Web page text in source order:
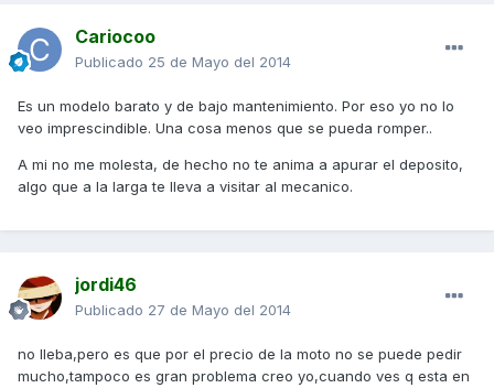
Cariocoo
Publicado 25 de Mayo del 2014
Es un modelo barato y de bajo mantenimiento. Por eso yo no lo
veo imprescindible. Una cosa menos que se pueda romper..
A mi no me molesta, de hecho no te anima a apurar el deposito,
algo que a la larga te lleva a visitar al mecanico.
jordi46
Publicado 27 de Mayo del 2014
no lleba,pero es que por el precio de la moto no se puede pedir
mucho,tampoco es gran problema creo yo,cuando ves q esta en